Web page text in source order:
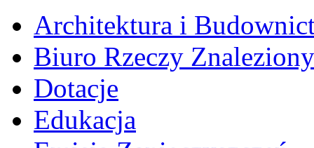
Architektura i
Biuro Rzeczy
Dotacje
Edukacja